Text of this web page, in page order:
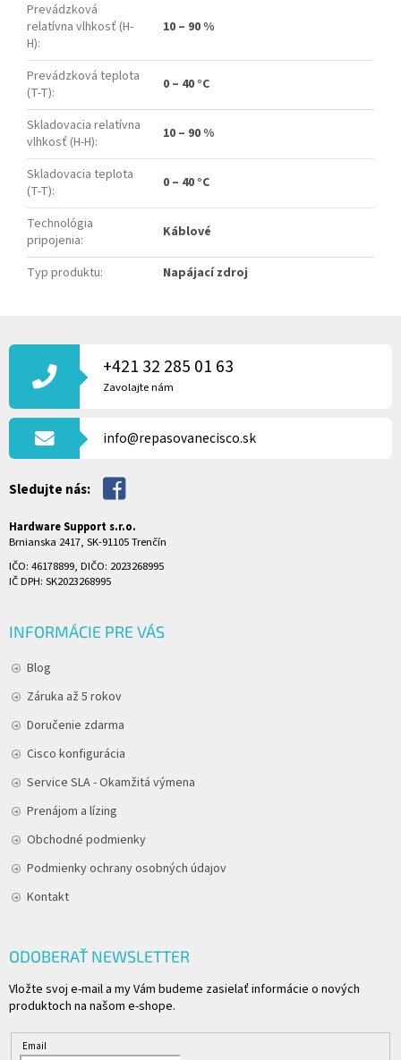
Prevádzková
relatívna vlhkosť (H-
H):
10 – 90 %
Prevádzková teplota
(T-T): 0 – 40 °C
Skladovacia relatívna
vlhkosť (H-H): 10 – 90 %
Skladovacia teplota
(T-T): 0 – 40 °C
Technológia
pripojenia: Káblové
Typ produktu: Napájací zdroj
Á
T
+421 32 285 01 63
Zavolajte nám
info@repasovanecisco.sk
Sledujte nás:
Hardware Support s.r.o.
Brnianska 2417, SK-91105 Trenčín
IČO: 46178899, DIČO: 2023268995
IČ DPH: SK2023268995
INFORMÁCIE PRE VÁS
Blog
Záruka až 5 rokov
Doručenie zdarma
Cisco konfigurácia
Service SLA - Okamžitá výmena
Prenájom a lízing
Obchodné podmienky
Podmienky ochrany osobných údajov
Kontakt
ODOBERAŤ NEWSLETTER
Vložte svoj e-mail a my Vám budeme zasielať informácie o nových
produktoch na našom e-shope.
Email